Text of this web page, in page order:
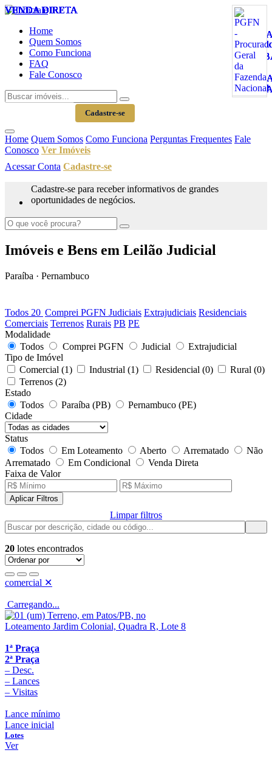
Home
Quem Somos
Como Funciona
FAQ
Fale Conosco
Cadastre-se
Home Quem Somos Como Funciona Perguntas Frequentes Fale
Conosco Ver Imóveis
Acessar Conta Cadastre-se
Cadastre-se para receber informativos de grandes
oportunidades de negócios.
Imóveis e Bens em Leilão Judicial
Paraíba · Pernambuco
Todos 20 Comprei PGFN Judiciais Extrajudiciais Residenciais
Comerciais Terrenos Rurais PB PE
Modalidade
Todos
Comprei PGFN Judicial
Extrajudicial
Tipo de Imóvel
Comercial (1) Industrial (1) Residencial (0) Rural (0)
Terrenos (2)
Estado
Todos
Paraíba (PB)
Pernambuco (PE)
Cidade
Status
Todos
Em Loteamento Aberto Arrematado
Não
Arrematado
Em Condicional
Venda Direta
Faixa de Valor
Aplicar Filtros
Limpar filtros
20 lotes encontrados
comercial ✕
Carregando...
1ª Praça
2ª Praça
– Desc.
– Lances
– Visitas
Lance mínimo
Lance inicial
Lotes
Ver
VENDA DIRETA
VENDA DIRETA
VENDA DIRETA
VENDA DIRETA
VENDA DIRETA
VENDA DIRETA
VENDA DIRETA
VENDA DIRETA
VENDA DIRETA
VENDA DIRETA
VENDA DIRETA
VENDA DIRETA
VENDA DIRETA
VENDA DIRETA
VENDA DIRETA
VENDA DIRETA